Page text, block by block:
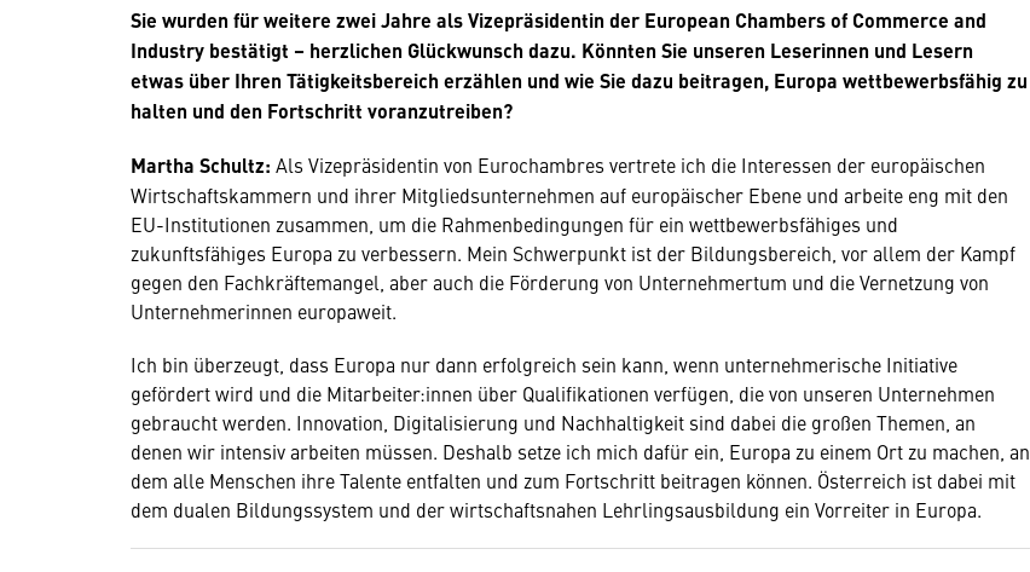
Sie wurden für weitere zwei Jahre als Vizepräsidentin der European Chambers of Commerce and
Industry bestätigt – herzlichen Glückwunsch dazu. Könnten Sie unseren Leserinnen und Lesern
etwas über Ihren Tätigkeitsbereich erzählen und wie Sie dazu beitragen, Europa wettbewerbsfähig zu
halten und den Fortschritt voranzutreiben?
Martha Schultz: Als Vizepräsidentin von Eurochambres vertrete ich die Interessen der europäischen
Wirtschaftskammern und ihrer Mitgliedsunternehmen auf europäischer Ebene und arbeite eng mit den
EU-Institutionen zusammen, um die Rahmenbedingungen für ein wettbewerbsfähiges und
zukunftsfähiges Europa zu verbessern. Mein Schwerpunkt ist der Bildungsbereich, vor allem der Kampf
gegen den Fachkräftemangel, aber auch die Förderung von Unternehmertum und die Vernetzung von
Unternehmerinnen europaweit.
Ich bin überzeugt, dass Europa nur dann erfolgreich sein kann, wenn unternehmerische Initiative
gefördert wird und die Mitarbeiter:innen über Qualifikationen verfügen, die von unseren Unternehmen
gebraucht werden. Innovation, Digitalisierung und Nachhaltigkeit sind dabei die großen Themen, an
denen wir intensiv arbeiten müssen. Deshalb setze ich mich dafür ein, Europa zu einem Ort zu machen, an
dem alle Menschen ihre Talente entfalten und zum Fortschritt beitragen können. Österreich ist dabei mit
dem dualen Bildungssystem und der wirtschaftsnahen Lehrlingsausbildung ein Vorreiter in Europa.